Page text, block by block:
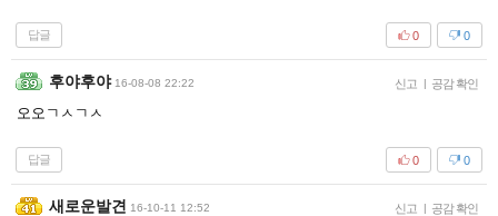
답글 0
0
후야후야 16-08-08 22:22 신고 | 공감 확인
오오ㄱㅅㄱㅅ
답글 0
0
새로운발견 16-10-11 12:52 신고 | 공감 확인